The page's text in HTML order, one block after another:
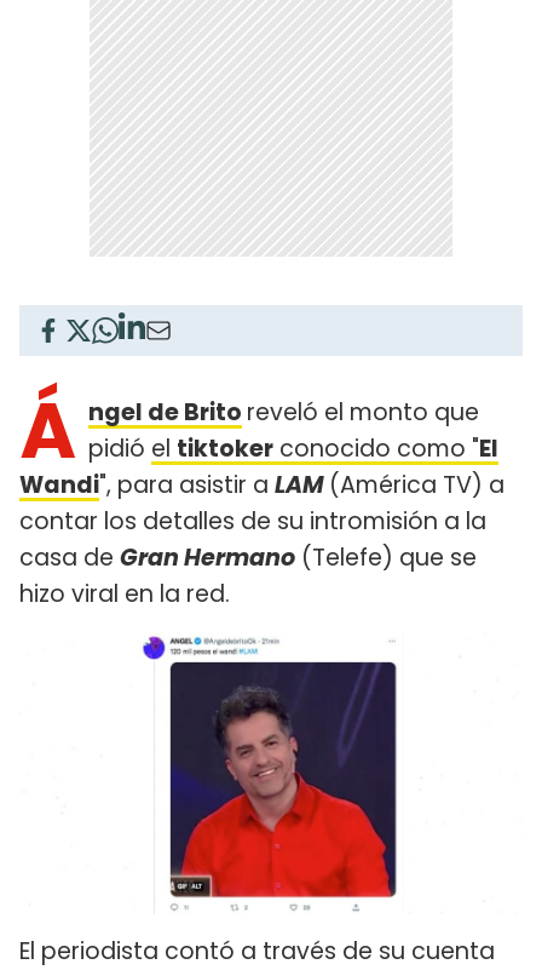
Á ngel de Brito reveló el monto que
pidió el tiktoker conocido como "El
Wandi", para asistir a LAM (América TV) a
contar los detalles de su intromisión a la
casa de Gran Hermano (Telefe) que se
hizo viral en la red.
El periodista contó a través de su cuenta